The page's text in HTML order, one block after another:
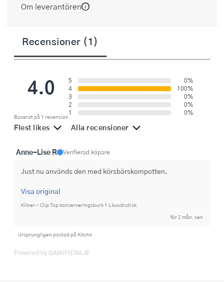
Om leverantören
Recensioner (1)
4.0
Baserat på 1 recension
5
0%
4
100%
3
0%
2
0%
1
0%
Flest likes Alla recensioner
Anne-Lise R Verifierad köpare
Just nu används den med körsbärskompotten.
Visa original
Kilner - Clip Top konserveringsburk 1 L kvadratisk
för 2 mån. sen
Ursprungligen postad på Kitchn
Powered by GAMIFIERA.®